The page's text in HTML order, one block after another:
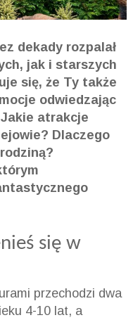
dekady rozpalał
jak i starszych
się, że Ty także
odwiedzając
atrakcje
Dlaczego
się w
przechodzi dwa
4-10 lat, a